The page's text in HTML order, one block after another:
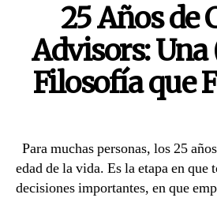
25 Años de
Advisors:
Filosofía que
Para muchas personas, los 25
edad de la vida. Es la etapa en que
decisiones importantes, en que